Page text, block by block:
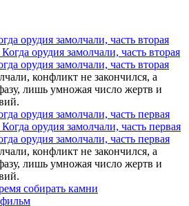
орудия замолчали, часть вторая
орудия замолчали, часть вторая
конфликт не закончился, а
лишь умножая число жертв и
орудия замолчали, часть первая
орудия замолчали, часть первая
конфликт не закончился, а
лишь умножая число жертв и
собирать камни